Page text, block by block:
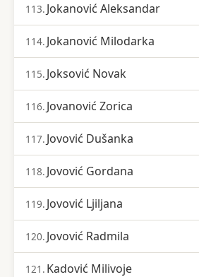
113. Jokanović Aleksandar
114. Jokanović Milodarka
115. Joksović Novak
116. Jovanović Zorica
117. Jovović Dušanka
118. Jovović Gordana
119. Jovović Ljiljana
120. Jovović Radmila
121. Kadović Milivoje